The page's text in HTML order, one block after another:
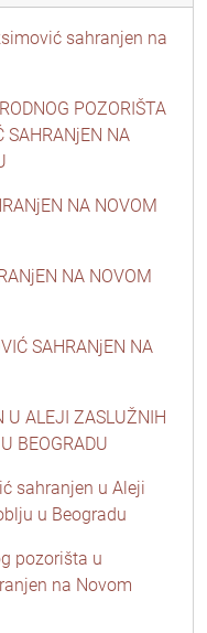
sahranjen na
POZORIŠTA
SAHRANjEN NA
NA NOVOM
NA NOVOM
SAHRANjEN NA
U ALEJI ZASLUŽNIH
BEOGRADU
sahranjen u Aleji
u Beogradu
pozorišta u
na Novom